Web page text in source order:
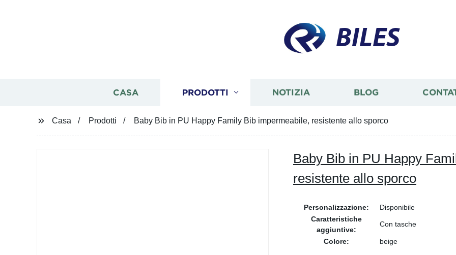
BILES
CASA PRODOTTI NOTIZIA BLOG
Casa Prodotti Baby Bib in PU Happy Family Bib impermeabile, resistente allo sporco
Baby Bib in PU Happy
resistente allo sporco
Personalizzazione:
Disponibile
Caratteristiche
aggiuntive:
Con tasche
Colore: beige